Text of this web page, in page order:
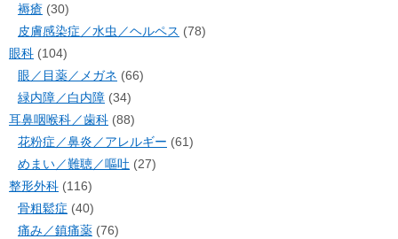
褥瘡 (30)
皮膚感染症／水虫／ヘルペス (78)
眼科 (104)
眼／目薬／メガネ (66)
緑内障／白内障 (34)
耳鼻咽喉科／歯科 (88)
花粉症／鼻炎／アレルギー (61)
めまい／難聴／嘔吐 (27)
整形外科 (116)
骨粗鬆症 (40)
痛み／鎮痛薬 (76)